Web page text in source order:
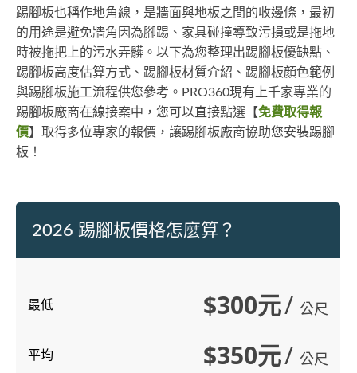
踢腳板也稱作地角線，是牆面與地板之間的收邊條，最初
的用途是避免牆角因為腳踢、家具碰撞導致污損或是拖地
時被拖把上的污水弄髒。以下為您整理出踢腳板優缺點、
踢腳板高度估算方式、踢腳板材質介紹、踢腳板顏色範例
與踢腳板施工流程供您參考。PRO360現有上千家專業的
踢腳板廠商在線接案中，您可以直接點選【免費取得報
價】取得多位專家的報價，讓踢腳板廠商協助您安裝踢腳
板！
2026 踢腳板價格怎麼算？
最低 $300元/ 公尺
平均 $350元/ 公尺